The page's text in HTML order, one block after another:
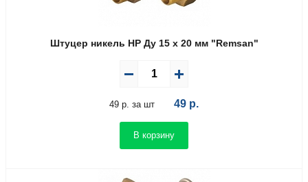
Штуцер никель НР Ду 15 х 20 мм "Remsan"
49 р. за шт 49 р.
В корзину